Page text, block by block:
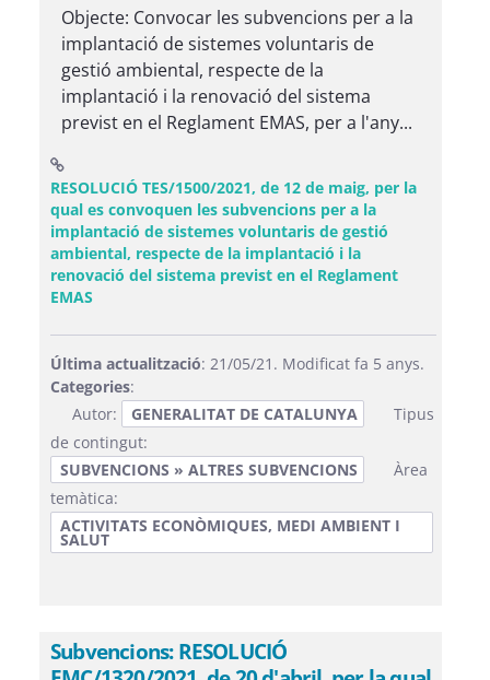
Objecte: Convocar les subvencions per a la
implantació de sistemes voluntaris de
gestió ambiental, respecte de la
implantació i la renovació del sistema
previst en el Reglament EMAS, per a l'any...
RESOLUCIÓ TES/1500/2021, de 12 de maig, per la
qual es convoquen les subvencions per a la
implantació de sistemes voluntaris de gestió
ambiental, respecte de la implantació i la
renovació del sistema previst en el Reglament
EMAS
Última actualització: 21/05/21. Modificat fa 5 anys.
Categories:
Autor:
GENERALITAT DE CATALUNYA
Tipus
de contingut:
SUBVENCIONS » ALTRES SUBVENCIONS
Àrea
temàtica:
ACTIVITATS ECONÒMIQUES, MEDI AMBIENT I
SALUT
Subvencions: RESOLUCIÓ